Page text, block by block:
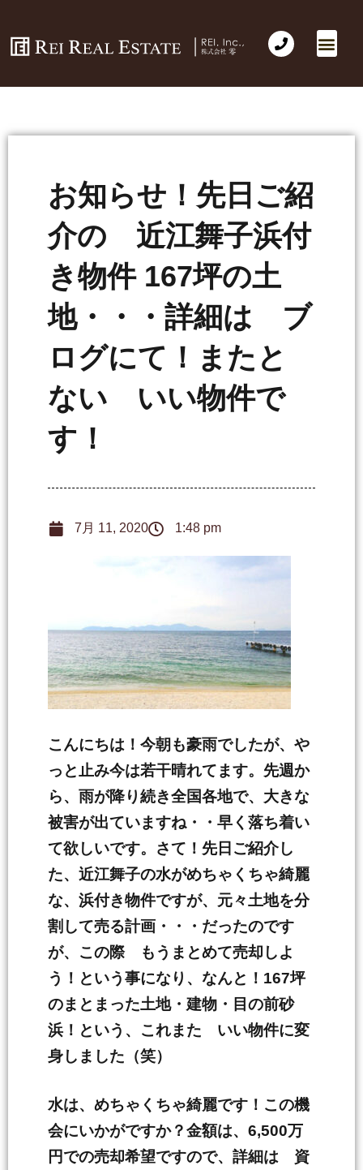
お知らせ！先日ご紹
介の 近江舞子浜付
き物件 167坪の土
地・・・詳細は ブ
ログにて！またと
ない いい物件で
す！
7月 11, 2020 1:48 pm
こんにちは！今朝も豪雨でしたが、や
っと止み今は若干晴れてます。先週か
ら、雨が降り続き全国各地で、大きな
被害が出ていますね・・早く落ち着い
て欲しいです。さて！先日ご紹介し
た、近江舞子の水がめちゃくちゃ綺麗
な、浜付き物件ですが、元々土地を分
割して売る計画・・・だったのです
が、この際 もうまとめて売却しよ
う！という事になり、なんと！167坪
のまとまった土地・建物・目の前砂
浜！という、これまた いい物件に変
身しました（笑）
水は、めちゃくちゃ綺麗です！この機
会にいかがですか？金額は、6,500万
円での売却希望ですので、詳細は 資